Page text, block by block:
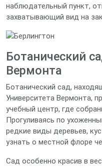
наблюдательный пункт,
захватывающий вид на
Ботанический
Вермонта
Ботанический сад,
Университета Вермонта,
учебный центр, где
Прогуливаясь по
редкие виды деревьев,
узнать о местной флоре
Сад особенно красив в